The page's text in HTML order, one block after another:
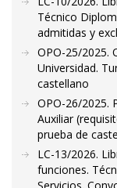
Técnico
admitidas y
OPO-25/2025.
Universidad.
castellano
OPO-26/2025.
Auxiliar
prueba de
LC-13/2026.
funciones.